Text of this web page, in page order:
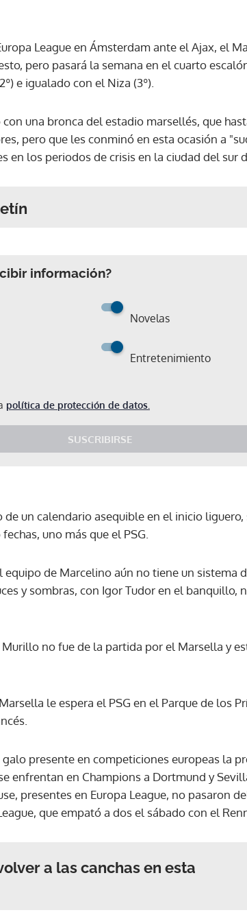
League en Ámsterdam ante el Ajax, el
pero pasará la semana en el cuarto
e igualado con el Niza (3º).
una bronca del estadio marsellés, que
pero que les conminó en esta ocasión a
en los periodos de crisis en la ciudad del sur
información?
Novelas
Entretenimiento
política de protección de datos.
SUSCRIBIRSE
ACEPTAR
de un calendario asequible en el inicio
uno más que el PSG.
de Marcelino aún no tiene un sistema
y sombras, con Igor Tudor en el banquillo,
no fue de la partida por el Marsella y
le espera el PSG en el Parque de los
presente en competiciones europeas la
enfrentan en Champions a Dortmund y
presentes en Europa League, no pasaron
que empató a dos el sábado con el
a las canchas en esta